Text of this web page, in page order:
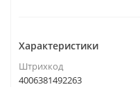
Характеристики
Штрихкод
4006381492263